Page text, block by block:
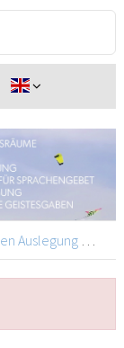
Auslegung